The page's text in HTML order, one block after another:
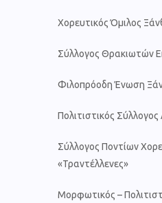
Χορευτικός Όμιλος
Σύλλογος Θρακιωτών
Φιλοπρόοδη Ένωση
Πολιτιστικός
Σύλλογος Ποντίων
«Τραντέλλενες»
Μορφωτικός –